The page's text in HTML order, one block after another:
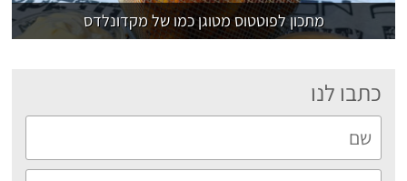
מתכון לפוטטוס מטוגן כמו של מקדונלדס
כתבו לנו